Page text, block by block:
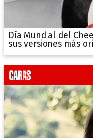
Día Mundial del
sus versiones más